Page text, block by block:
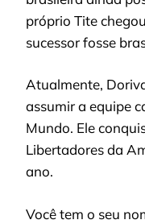
próprio Tite
sucessor fosse
Atualmente,
assumir a equipe
Mundo. Ele
Libertadores da
ano.
Você tem o seu